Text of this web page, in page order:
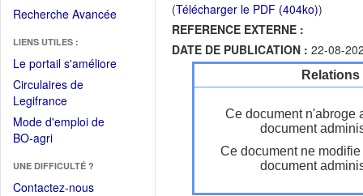
Recherche Avancée
LIENS UTILES :
Le portail s'améliore(Fichier
Circulaires de
Legifrance(Ouvrir
dans
une
fenêtre)
Mode d'emploi de
BO-agri(Ouvrir
une
nouvelle
UNE DIFFICULTÉ ?
Contactez-nous
(Télécharger le PDF (404ko))
REFERENCE EXTERNE :
DATE DE PUBLICATION : 22-08-
Ce document n'abroge
document
Ce document ne
document